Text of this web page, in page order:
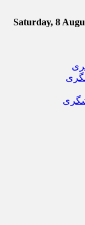
Saturday, 8